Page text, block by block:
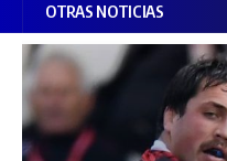
OTRAS NOTICIAS